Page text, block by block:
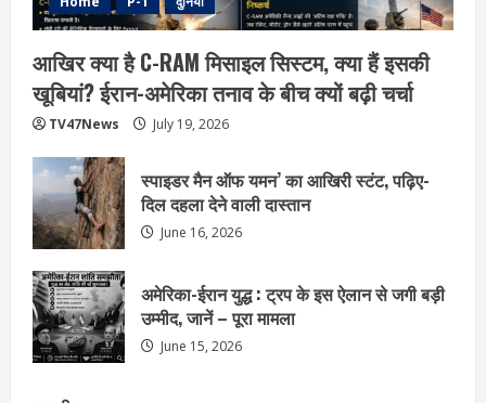
आखिर क्या है C-RAM मिसाइल सिस्टम, क्या हैं इसकी
खूबियां? ईरान-अमेरिका तनाव के बीच क्यों बढ़ी चर्चा
TV47News July 19, 2026
स्पाइडर मैन ऑफ यमन’ का आखिरी स्टंट, पढ़िए-
दिल दहला देने वाली दास्तान
June 16, 2026
अमेरिका-ईरान युद्ध : ट्रप के इस ऐलान से जगी बड़ी
उम्मीद, जानें – पूरा मामला
June 15, 2026